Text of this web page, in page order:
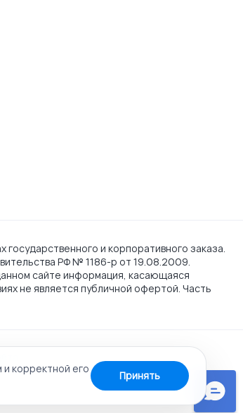
и корпоративного заказа.
РФ № 1186-р от 19.08.2009.
сайте информация, касающаяся
не является публичной офертой. Часть
корректной его
Принять